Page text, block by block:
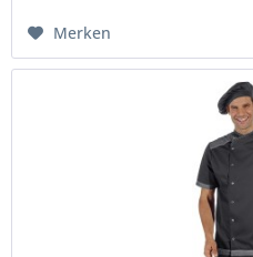
Merken